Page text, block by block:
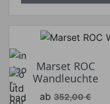
Marset ROC
Wandleuchte
Verkaufspreis
ab 352,00 €